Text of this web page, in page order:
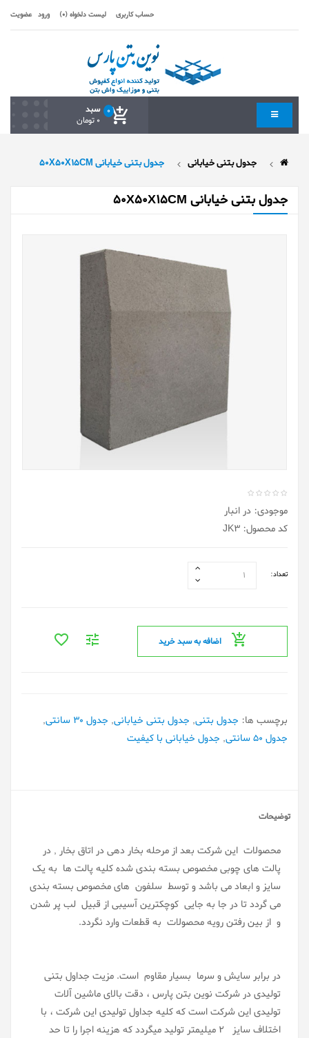
حساب کاربری لیست دلخواه (0) ورود عضویت
سبد 0
0 تومان
جدول بتنی خیابانی جدول بتنی خیابانی 50X50X15CM
جدول بتنی خیابانی 50X50X15CM
موجودی: در انبار
کد محصول: JK3
تعداد:
اضافه به سبد خرید
برچسب ها: جدول بتنی, جدول بتنی خیابانی, جدول 30 سانتی
,
جدول 50 سانتی
, جدول خیابانی با کیفیت
توضیحات
محصولات این شرکت بعد از مرحله بخار دهی در اتاق بخار , در
پالت های چوبی مخصوص بسته بندی شده کلیه پالت ها به یک
سایز و ابعاد می باشد و توسط سلفون های مخصوص بسته بندی
می گردد تا در جا به جایی کوچکترین آسیبی از قبیل لب پر شدن
و از بین رفتن رویه محصولات به قطعات وارد نگردد.
در برابر سایش و سرما بسیار مقاوم است. مزیت جداول بتنی
تولیدی در شرکت نوین بتن پارس ، دقت بالای ماشین آلات
تولیدی این شرکت است که کلیه جداول تولیدی این شرکت ، با
اختلاف سایز 2 میلیمتر تولید میگردد که هزینه اجرا را تا حد